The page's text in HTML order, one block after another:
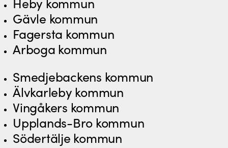
Heby kommun
Gävle kommun
Fagersta kommun
Arboga kommun
Smedjebackens kommun
Älvkarleby kommun
Vingåkers kommun
Upplands-Bro kommun
Södertälje kommun